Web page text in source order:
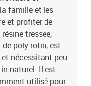
massif avec finition à
H)Dimension du siège :
du sol : 37 cmHauteur
:Couleur :
de poudre, bois
: 55 x 55 x 37 cm
de la couverture :
du coussin de
famille et les
et profiter de
tressée,
poly rotin, est
nécessitant peu
naturel. Il est
utilisé pour